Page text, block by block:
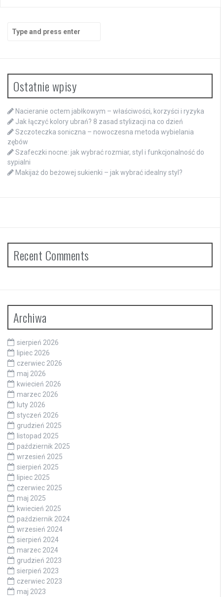
for:
Ostatnie wpisy
Nacieranie octem jabłkowym – właściwości, korzyści i ryzyka
Jak łączyć kolory ubrań? 8 zasad stylizacji na co dzień
Szczoteczka soniczna – nowoczesna metoda wybielania
zębów
Szafeczki nocne: jak wybrać rozmiar, styl i funkcjonalność do
sypialni
Makijaż do beżowej sukienki – jak wybrać idealny styl?
Recent Comments
Archiwa
sierpień 2026
lipiec 2026
czerwiec 2026
maj 2026
kwiecień 2026
marzec 2026
luty 2026
styczeń 2026
grudzień 2025
listopad 2025
październik 2025
wrzesień 2025
sierpień 2025
lipiec 2025
czerwiec 2025
maj 2025
kwiecień 2025
październik 2024
wrzesień 2024
sierpień 2024
marzec 2024
grudzień 2023
sierpień 2023
czerwiec 2023
maj 2023